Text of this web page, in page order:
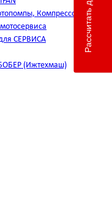
Компрессоры
СЕРВИСА
(Ижтехмаш)